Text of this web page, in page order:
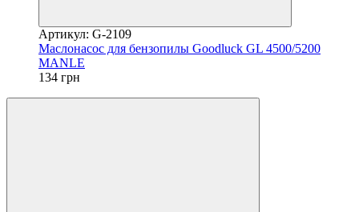
Артикул: G-2109
Маслонасос для бензопилы Goodluck GL 4500/5200
MANLE
134 грн